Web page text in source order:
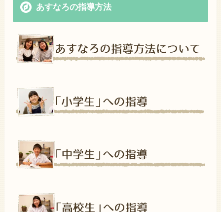
あすなろの指導方法